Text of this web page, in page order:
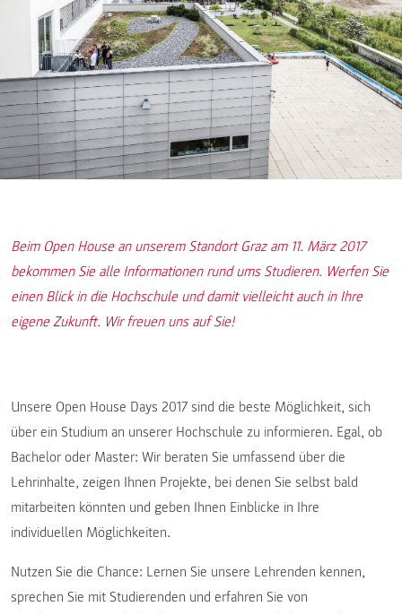
Beim Open House an unserem Standort Graz am 11. März 2017
bekommen Sie alle Informationen rund ums Studieren. Werfen Sie
einen Blick in die Hochschule und damit vielleicht auch in Ihre
eigene Zukunft. Wir freuen uns auf Sie!
Unsere Open House Days 2017 sind die beste Möglichkeit, sich
über ein Studium an unserer Hochschule zu informieren. Egal, ob
Bachelor oder Master: Wir beraten Sie umfassend über die
Lehrinhalte, zeigen Ihnen Projekte, bei denen Sie selbst bald
mitarbeiten könnten und geben Ihnen Einblicke in Ihre
individuellen Möglichkeiten.
Nutzen Sie die Chance: Lernen Sie unsere Lehrenden kennen,
sprechen Sie mit Studierenden und erfahren Sie von